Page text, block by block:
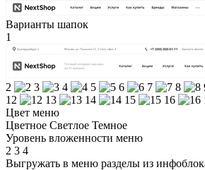
Варианты шапок
1
2 3 4 5 6 7 8
12
13 14 15 16
Цвет меню
Цветное Светлое Темное
Уровень вложенности меню
2 3 4
Выгружать в меню разделы из